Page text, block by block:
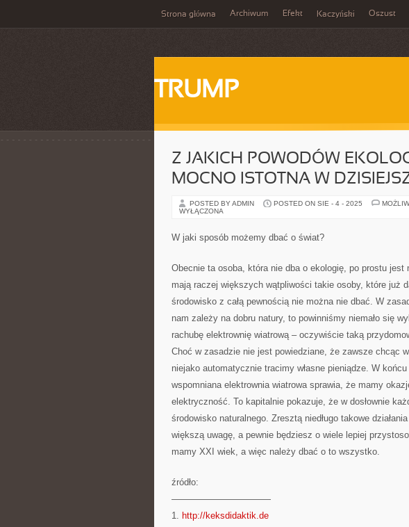
Strona główna Archiwum Efekt Kaczyński Oszust
TRUMP
Z JAKICH POWODÓW
MOCNO ISTOTNA W
POSTED BY ADMIN POSTED ON SIE - 4 - 2025
WYŁĄCZONA
W jaki sposób możemy dbać o świat?
Obecnie ta osoba, która nie dba o ekologię, po prostu
mają raczej większych wątpliwości takie osoby, które już
środowisko z całą pewnością nie można nie dbać. W
nam zależy na dobru natury, to powinniśmy niemało się
rachubę elektrownię wiatrową – oczywiście taką
Choć w zasadzie nie jest powiedziane, że zawsze chcąc
niejako automatycznie tracimy własne pieniądze. W
wspomniana elektrownia wiatrowa sprawia, że mamy
elektryczność. To kapitalnie pokazuje, że w dosłownie
środowisko naturalnego. Zresztą niedługo takowe
większą uwagę, a pewnie będziesz o wiele lepiej
mamy XXI wiek, a więc należy dbać o to wszystko.
źródło:
———————————
1. http://keksdidaktik.de